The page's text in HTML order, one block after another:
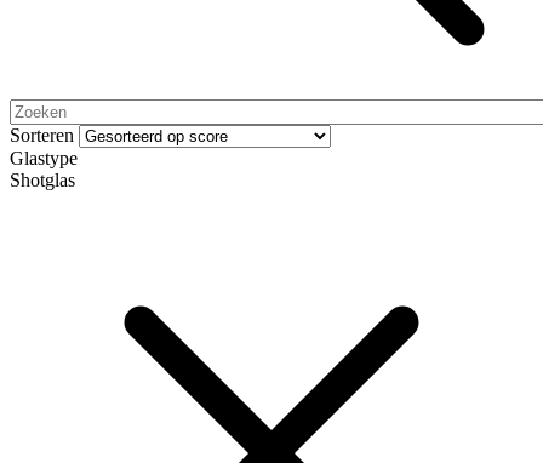
Sorteren
Glastype
Shotglas